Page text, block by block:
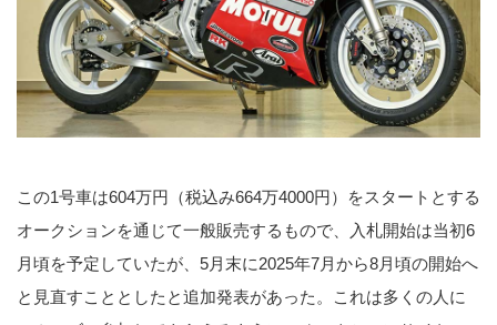
この1号車は604万円（税込み664万4000円）をスタートとする
オークションを通じて一般販売するもので、入札開始は当初6
月頃を予定していたが、5月末に2025年7月から8月頃の開始へ
と見直すこととしたと追加発表があった。これは多くの人に